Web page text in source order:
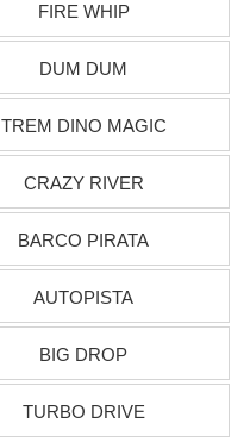
FIRE WHIP
DUM DUM
TREM DINO MAGIC
CRAZY RIVER
BARCO PIRATA
AUTOPISTA
BIG DROP
TURBO DRIVE